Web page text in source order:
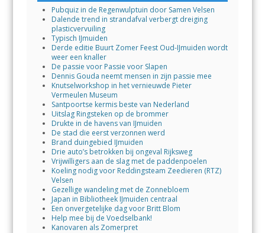
Pubquiz in de Regenwulptuin door Samen Velsen
Dalende trend in strandafval verbergt dreiging
plasticvervuiling
Typisch IJmuiden
Derde editie Buurt Zomer Feest Oud-IJmuiden wordt
weer een knaller
De passie voor Passie voor Slapen
Dennis Gouda neemt mensen in zijn passie mee
Knutselworkshop in het vernieuwde Pieter
Vermeulen Museum
Santpoortse kermis beste van Nederland
Uitslag Ringsteken op de brommer
Drukte in de havens van IJmuiden
De stad die eerst verzonnen werd
Brand duingebied IJmuiden
Drie auto’s betrokken bij ongeval Rijksweg
Vrijwilligers aan de slag met de paddenpoelen
Koeling nodig voor Reddingsteam Zeedieren (RTZ)
Velsen
Gezellige wandeling met de Zonnebloem
Japan in Bibliotheek IJmuiden centraal
Een onvergetelijke dag voor Britt Blom
Help mee bij de Voedselbank!
Kanovaren als Zomerpret